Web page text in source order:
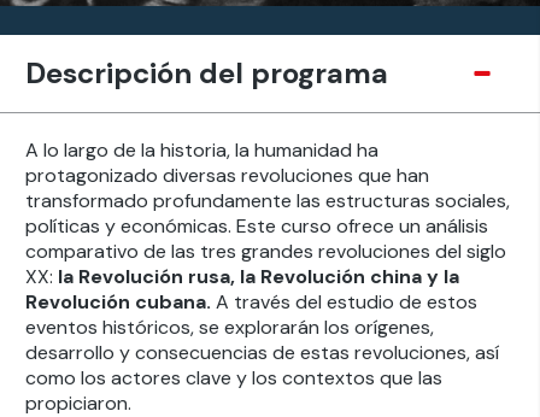
Descripción del programa
A lo largo de la historia, la humanidad ha
protagonizado diversas revoluciones que han
transformado profundamente las estructuras sociales,
políticas y económicas. Este curso ofrece un análisis
comparativo de las tres grandes revoluciones del siglo
XX: la Revolución rusa, la Revolución china y la
Revolución cubana. A través del estudio de estos
eventos históricos, se explorarán los orígenes,
desarrollo y consecuencias de estas revoluciones, así
como los actores clave y los contextos que las
propiciaron.